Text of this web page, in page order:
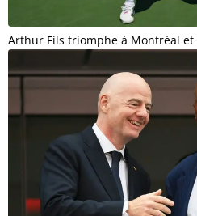
Arthur Fils triomphe à Montréal et